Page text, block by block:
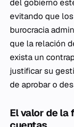
del gobierno
evitando que
burocracia
que la relación
exista un
justificar su
de aprobar o
El valor de la